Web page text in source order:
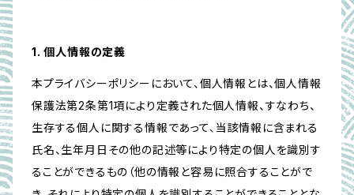
1. 個人情報の定義
本プライバシーポリシーにおいて、個人情報とは、個人情報
保護法第2条第1項により定義された個人情報、すなわち、
生存する個人に関する情報であって、当該情報に含まれる
氏名、生年月日その他の記述等により特定の個人を識別す
ることができるもの（他の情報と容易に照合することがで